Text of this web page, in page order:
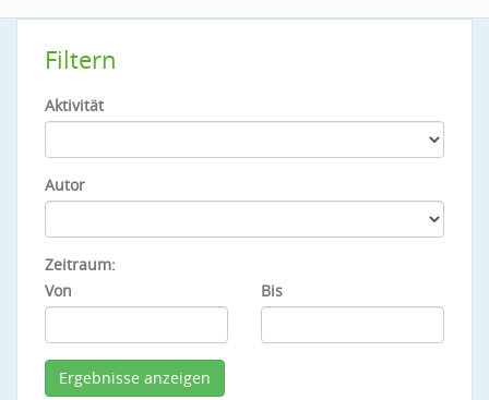
Filtern
Aktivität
Autor
Zeitraum:
Von
Bis